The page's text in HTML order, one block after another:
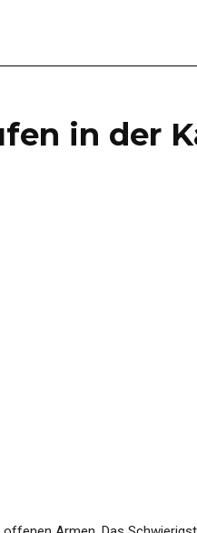
in der